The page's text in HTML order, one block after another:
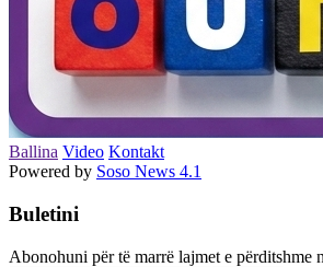
Ballina Video Kontakt
Powered by Soso News 4.1
Buletini
Abonohuni për të marrë lajmet e përditshme